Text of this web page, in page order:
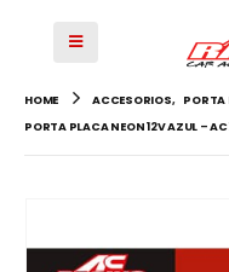
HOME ACCESORIOS, PORTA
PORTA PLACA NEON 12V AZUL –